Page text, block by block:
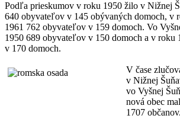
Podľa prieskumov v roku 1950 žilo v Nižnej
640 obyvateľov v 145 obývaných domoch, v
1961 762 obyvateľov v 159 domoch. Vo
1950 689 obyvateľov v 150 domoch a v roku
v 170 domoch.
V čase
v Nižnej
vo Vyšnej
nová obec
1707 občanov.